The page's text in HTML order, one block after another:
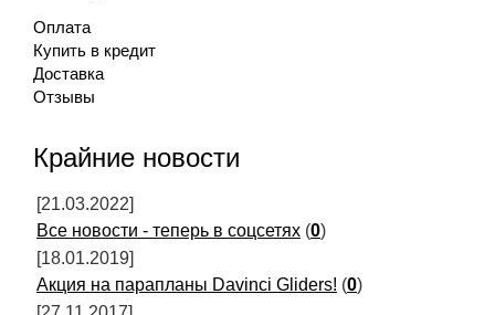
Оплата
Купить в кредит
Доставка
Отзывы
Крайние новости
[21.03.2022]
Все новости - теперь в соцсетях (0)
[18.01.2019]
Акция на парапланы Davinci Gliders! (0)